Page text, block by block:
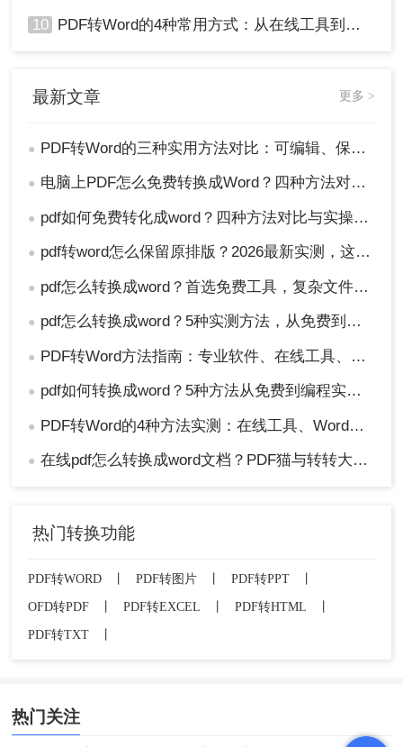
10 PDF转Word的4种常用方式：从在线工具到桌面软件全梳理！
最新文章 更多 >
● PDF转Word的三种实用方法对比：可编辑、保格式、避风险！
● 电脑上PDF怎么免费转换成Word？四种方法对比与实操指南（附详细表格）!
● pdf如何免费转化成word？四种方法对比与实操指南（附详细表格）
● pdf转word怎么保留原排版？2026最新实测，这5种方法从免费到专业全搞定！
● pdf怎么转换成word？首选免费工具，复杂文件再上专业软件！
● pdf怎么转换成word？5种实测方法，从免费到专业全攻略！
● PDF转Word方法指南：专业软件、在线工具、Word内置与改后缀名4种方案对比！
● pdf如何转换成word？5种方法从免费到编程实测对比！
● PDF转Word的4种方法实测：在线工具、Word、Adobe与开源软件对比！！
● 在线pdf怎么转换成word文档？PDF猫与转转大师2种在线工具使用指南与功能对比！
热门转换功能
PDF转WORD PDF转图片 PDF转PPT
OFD转PDF
PDF转EXCEL PDF转HTML
PDF转TXT
热门关注